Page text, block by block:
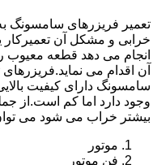
تعمیر فریزرهای سامسونگ
خرابی و مشکل آن
انجام می دهد قطعه معیوب
آن اقدام می
سامسونگ دارای کیفیت
وجود دارد اما کم است.از
بیشتر خراب می شود می
موتور
فن موتور